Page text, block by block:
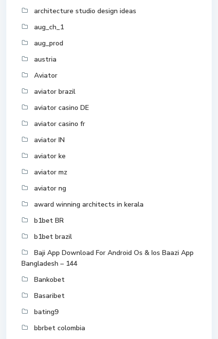
architecture studio design ideas
aug_ch_1
aug_prod
austria
Aviator
aviator brazil
aviator casino DE
aviator casino fr
aviator IN
aviator ke
aviator mz
aviator ng
award winning architects in kerala
b1bet BR
b1bet brazil
Baji App Download For Android Os & Ios Baazi App
Bangladesh – 144
Bankobet
Basaribet
bating9
bbrbet colombia